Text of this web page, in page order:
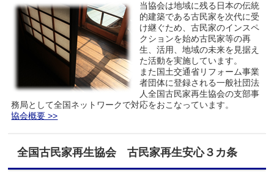
当協会は地域に残る日本の伝統
的建築である古民家を次代に受
け継ぐため、古民家のインスペ
クションを始め古民家等の再
生、活用、地域の未来を見据え
た活動を実施しています。
また国土交通省リフォーム事業
者団体に登録される一般社団法
人全国古民家再生協会の支部事
務局として全国ネットワークで対応をおこなっています。
協会概要 >>
全国古民家再生協会 古民家再生安心３カ条